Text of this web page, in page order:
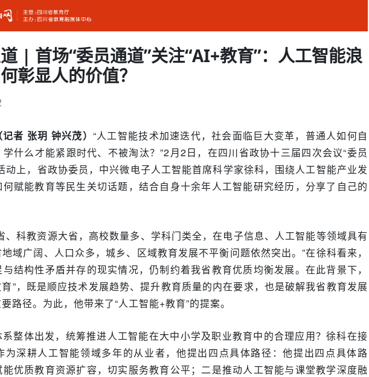
| 首场“委员通道”关注“AI+教育”：人工智能浪
彰显人的价值？
者 张玥 钟兴茂） “人工智能技术加速迭代，社会面临巨大变革，普通人如何自
什么才能紧跟时代、不被淘汰？”2月2日，在四川省政协十三届四次会议“委员
动上，省政协委员，中兴微电子人工智能首席科学家徐科，围绕人工智能产业发
赋能教育等民生关切话题，结合自身十余年人工智能研究经历，分享了自己的
、科教资源大省，高校数量多、学科门类全，在电子信息、人工智能等领域具有
域广阔、人口众多，城乡、区域教育发展不平衡问题依然突出。”在徐科看来，
结构性矛盾并存的现实情况，仍制约着我省教育优质均衡发展。在此背景下，
”，既是顺应技术发展趋势、提升教育质量的内在要求，也是破解我省教育发展
路径。为此，他带来了“人工智能+教育”的提案。
整体出发，统筹推进人工智能在大中小学及职业教育中的合理应用？徐科在接
为深耕人工智能领域多年的从业者，他提出四点具体路径：他提出四点具体路
优质教育资源扩容，切实服务教育公平；二是推动人工智能与课堂教学深度融